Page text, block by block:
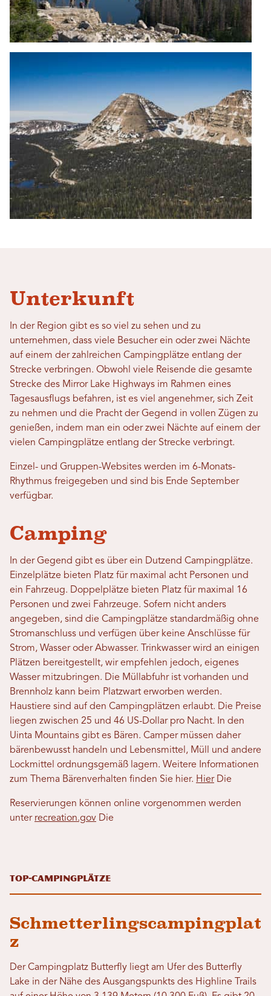
Unterkunft
In der Region gibt es so viel zu sehen und zu
unternehmen, dass viele Besucher ein oder zwei Nächte
auf einem der zahlreichen Campingplätze entlang der
Strecke verbringen. Obwohl viele Reisende die gesamte
Strecke des Mirror Lake Highways im Rahmen eines
Tagesausflugs befahren, ist es viel angenehmer, sich Zeit
zu nehmen und die Pracht der Gegend in vollen Zügen zu
genießen, indem man ein oder zwei Nächte auf einem der
vielen Campingplätze entlang der Strecke verbringt.
Einzel- und Gruppen-Websites werden im 6-Monats-
Rhythmus freigegeben und sind bis Ende September
verfügbar.
Camping
In der Gegend gibt es über ein Dutzend Campingplätze.
Einzelplätze bieten Platz für maximal acht Personen und
ein Fahrzeug. Doppelplätze bieten Platz für maximal 16
Personen und zwei Fahrzeuge. Sofern nicht anders
angegeben, sind die Campingplätze standardmäßig ohne
Stromanschluss und verfügen über keine Anschlüsse für
Strom, Wasser oder Abwasser. Trinkwasser wird an einigen
Plätzen bereitgestellt, wir empfehlen jedoch, eigenes
Wasser mitzubringen. Die Müllabfuhr ist vorhanden und
Brennholz kann beim Platzwart erworben werden.
Haustiere sind auf den Campingplätzen erlaubt. Die Preise
liegen zwischen 25 und 46 US-Dollar pro Nacht. In den
Uinta Mountains gibt es Bären. Camper müssen daher
bärenbewusst handeln und Lebensmittel, Müll und andere
Lockmittel ordnungsgemäß lagern. Weitere Informationen
zum Thema Bärenverhalten finden Sie hier. HierDie
Reservierungen können online vorgenommen werden
unter recreation.gov Die
Top-Campingplätze
Schmetterlingscampingplat
z
Der Campingplatz Butterfly liegt am Ufer des Butterfly
Lake in der Nähe des Ausgangspunkts des Highline Trails